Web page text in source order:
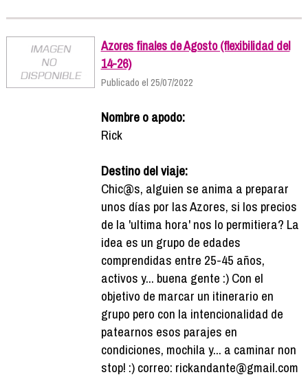
Azores finales de Agosto (flexibilidad del
14-26)
Publicado el 25/07/2022
Nombre o apodo:
Rick
Destino del viaje:
Chic@s, alguien se anima a preparar
unos días por las Azores, si los precios
de la 'ultima hora' nos lo permitiera? La
idea es un grupo de edades
comprendidas entre 25-45 años,
activos y... buena gente :) Con el
objetivo de marcar un itinerario en
grupo pero con la intencionalidad de
patearnos esos parajes en
condiciones, mochila y... a caminar non
stop! :) correo: rickandante@gmail.com